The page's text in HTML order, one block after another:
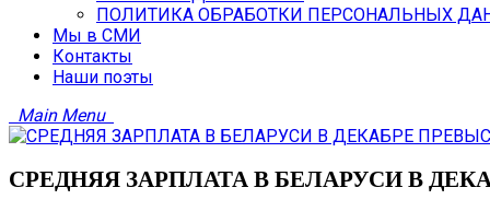
ПОЛИТИКА ОБРАБОТКИ ПЕРСОНАЛЬНЫХ
Мы в СМИ
Контакты
Наши поэты
Main Menu
СРЕДНЯЯ ЗАРПЛАТА В БЕЛАРУСИ В